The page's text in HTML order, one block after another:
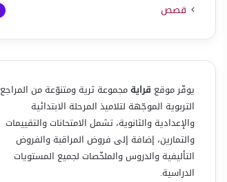
قصص
يوفّر موقع قرايةمجموعة ثرية ومتنوّعة من المراجع
التربوية الموجّهة لتلاميذ المرحلة الابتدائية
والإعدادية والثانوية، تشمل الامتحانات والتقييمات
والتمارين، إضافة إلى فروض المراقبة والفروض
التأليفية والدروس والملخّصات لجميع المستويات
الدراسية.